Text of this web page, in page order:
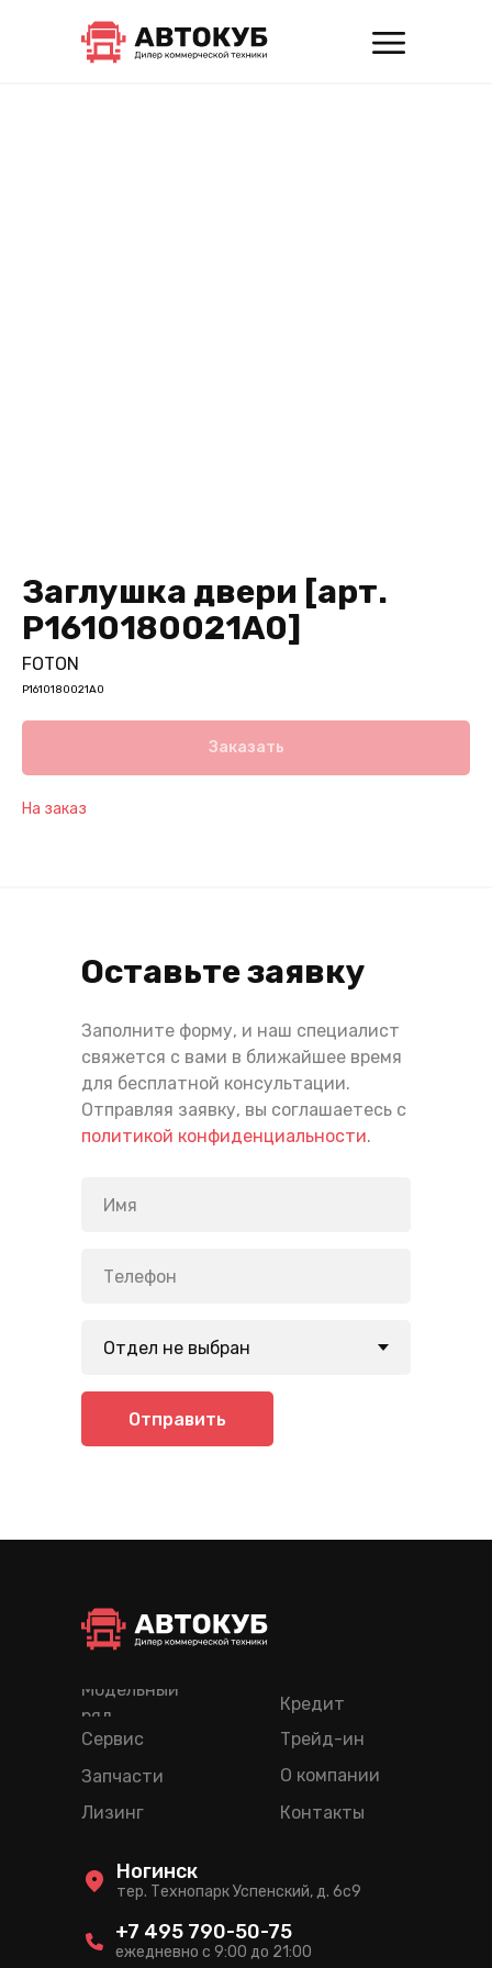
Заглушка двери [арт.
P1610180021A0]
FOTON
P1610180021A0
Заказать
На заказ
Оставьте заявку
Заполните форму, и наш специалист
свяжется с вами в ближайшее время
для бесплатной консультации.
Отправляя заявку, вы соглашаетесь с
политикой конфиденциальности.
Отправить
Лизинг
Кредит
Трейд-ин
Модельный
ряд
Сервис
Запчасти
О компании
Контакты
тер. Технопарк Успенский, д. 6c9
Ногинск
ежедневно с 9:00 до 21:00
+7 495 790-50-75